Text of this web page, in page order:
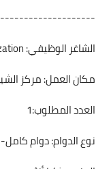
الشاغر الوظيفي: Social Mobilization - محرك مجتمعي
مكان العمل: مركز
العدد المطلوب:1
نوع الدوام: دوام